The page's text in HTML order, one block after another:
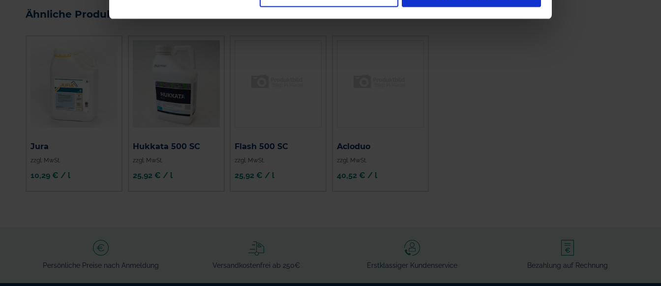
Ähnliche Produkte
Jura
zzgl. MwSt.
10,29 € / l
Hukkata 500 SC
zzgl. MwSt.
25,92 € / l
Flash 500 SC
zzgl. MwSt.
25,92 € / l
Acloduo
zzgl. MwSt.
40,52 € / l
Persönliche Preise nach Anmeldung Versandkostenfrei ab 250€ Erstklassiger Kundenservice Bezahlung auf Rechnung